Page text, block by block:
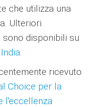
che utilizza una
Ulteriori
disponibili su
.
ricevuto
Choice per la
l'eccellenza